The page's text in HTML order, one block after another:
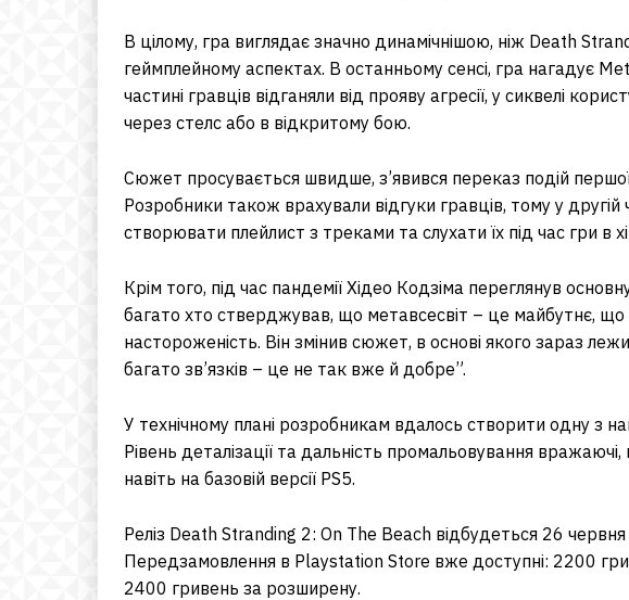
В цілому, гра виглядає значно динамічнішою, ніж Death
геймплейному аспектах. В останньому сенсі, гра нагадує
частині гравців відганяли від прояву агресії, у сиквелі
через стелс або в відкритому бою.
Сюжет просувається швидше, з’явився переказ подій
Розробники також врахували відгуки гравців, тому у другій
створювати плейлист з треками та слухати їх під час гри в
Крім того, під час пандемії Хідео Кодзіма переглянув
багато хто стверджував, що метавсесвіт – це майбутнє,
настороженість. Він змінив сюжет, в основі якого зараз
багато зв’язків – це не так вже й добре”.
У технічному плані розробникам вдалось створити одну з
Рівень деталізації та дальність промальовування
навіть на базовій версії PS5.
Реліз Death Stranding 2: On The Beach відбудеться 26
Передзамовлення в Playstation Store вже доступні: 2200
2400 гривень за розширену.